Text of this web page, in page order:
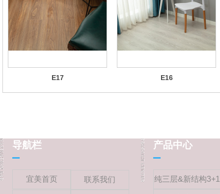
E17 E16
产品中心
纯三层&新结构
导航栏
宜美首页 联系我们